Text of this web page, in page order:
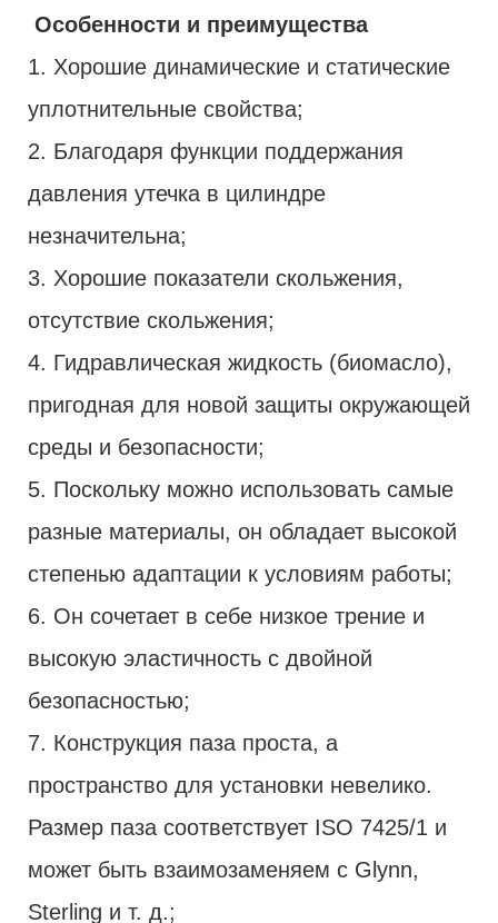
Особенности и преимущества
1. Хорошие динамические и статические
уплотнительные свойства;
2. Благодаря функции поддержания
давления утечка в цилиндре
незначительна;
3. Хорошие показатели скольжения,
отсутствие скольжения;
4. Гидравлическая жидкость (биомасло),
пригодная для новой защиты окружающей
среды и безопасности;
5. Поскольку можно использовать самые
разные материалы, он обладает высокой
степенью адаптации к условиям работы;
6. Он сочетает в себе низкое трение и
высокую эластичность с двойной
безопасностью;
7. Конструкция паза проста, а
пространство для установки невелико.
Размер паза соответствует ISO 7425/1 и
может быть взаимозаменяем с Glynn,
Sterling и т. д.;